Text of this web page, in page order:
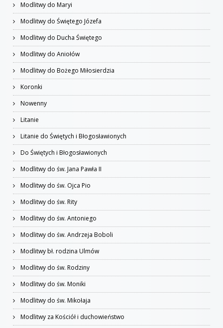
Modlitwy do Maryi
Modlitwy do Świętego Józefa
Modlitwy do Ducha Świętego
Modlitwy do Aniołów
Modlitwy do Bożego Miłosierdzia
Koronki
Nowenny
Litanie
Litanie do Świętych i Błogosławionych
Do Świętych i Błogosławionych
Modlitwy do św. Jana Pawła II
Modlitwy do św. Ojca Pio
Modlitwy do św. Rity
Modlitwy do św. Antoniego
Modlitwy do św. Andrzeja Boboli
Modlitwy bł. rodzina Ulmów
Modlitwy do św. Rodziny
Modlitwy do św. Moniki
Modlitwy do św. Mikołaja
Modlitwy za Kościół i duchowieństwo